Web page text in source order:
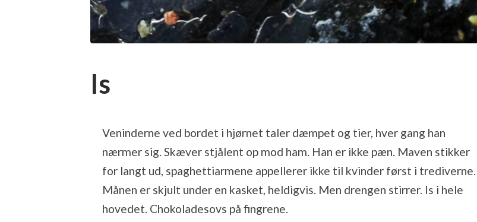
Is
Veninderne ved bordet i hjørnet taler dæmpet og tier, hver gang han
nærmer sig. Skæver stjålent op mod ham. Han er ikke pæn. Maven stikker
for langt ud, spaghettiarmene appellerer ikke til kvinder først i trediverne.
Månen er skjult under en kasket, heldigvis. Men drengen stirrer. Is i hele
hovedet. Chokoladesovs på fingrene.